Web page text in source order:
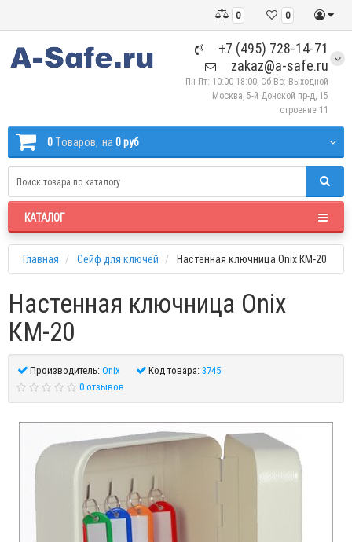
0
0
+7 (495) 728-14-71
zakaz@a-safe.ru
Пн-Пт: 10:00-18:00, Сб-Вс: Выходной
Москва, 5-й Донской пр-д, 15
строение 11
0 Tоваров, на 0 руб
КАТАЛОГ
Главная Сейф для ключей Настенная ключница Onix КМ-20
Настенная ключница Onix
КМ-20
Производитель:Onix Код товара:3745
0 отзывов